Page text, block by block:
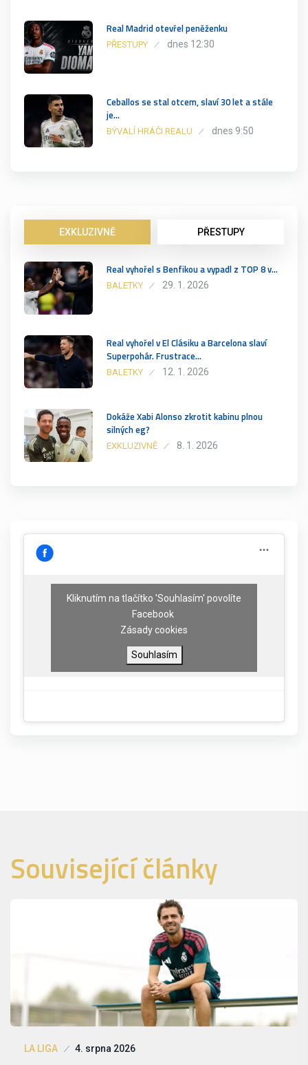
Real Madrid otevřel peněženku
PŘESTUPY dnes 12:30
Ceballos se stal otcem, slaví 30 let a stále
je…
BÝVALÍ HRÁČI REALU dnes 9:50
EXKLUZIVNĚ PŘESTUPY
Real vyhořel s Benfikou a vypadl z TOP 8 v…
BALETKY 29. 1. 2026
Real vyhořel v El Clásiku a Barcelona slaví
Superpohár. Frustrace…
BALETKY 12. 1. 2026
Dokáže Xabi Alonso zkrotit kabinu plnou
silných eg?
EXKLUZIVNĚ 8. 1. 2026
Kliknutím na tlačítko 'Souhlasím' povolíte
Facebook
Zásady cookies
Souhlasím
Související články
LA LIGA 4. srpna 2026